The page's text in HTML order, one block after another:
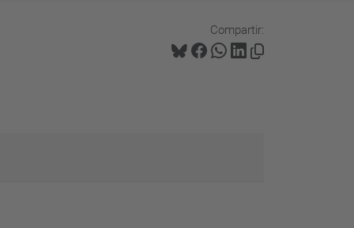
Compartir: